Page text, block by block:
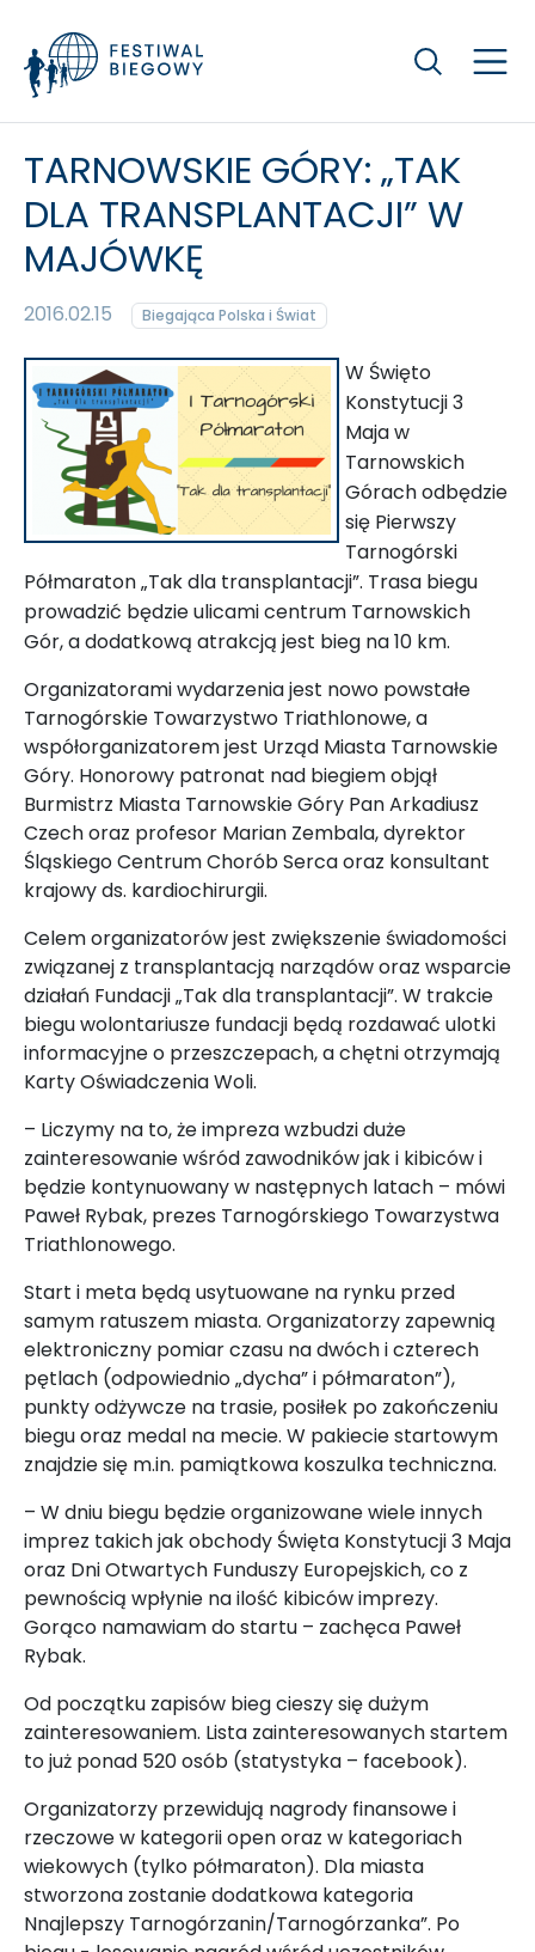
Szukaj
TARNOWSKIE GÓRY: „TAK
DLA TRANSPLANTACJI” W
MAJÓWKĘ
2016.02.15 Biegająca Polska i Świat
W Święto
Konstytucji 3
Maja w
Tarnowskich
Górach odbędzie
się Pierwszy
Tarnogórski
Półmaraton „Tak dla transplantacji”. Trasa biegu
prowadzić będzie ulicami centrum Tarnowskich
Gór, a dodatkową atrakcją jest bieg na 10 km.
Organizatorami wydarzenia jest nowo powstałe
Tarnogórskie Towarzystwo Triathlonowe, a
współorganizatorem jest Urząd Miasta Tarnowskie
Góry. Honorowy patronat nad biegiem objął
Burmistrz Miasta Tarnowskie Góry Pan Arkadiusz
Czech oraz profesor Marian Zembala, dyrektor
Śląskiego Centrum Chorób Serca oraz konsultant
krajowy ds. kardiochirurgii.
Celem organizatorów jest zwiększenie świadomości
związanej z transplantacją narządów oraz wsparcie
działań Fundacji „Tak dla transplantacji”. W trakcie
biegu wolontariusze fundacji będą rozdawać ulotki
informacyjne o przeszczepach, a chętni otrzymają
Karty Oświadczenia Woli.
– Liczymy na to, że impreza wzbudzi duże
zainteresowanie wśród zawodników jak i kibiców i
będzie kontynuowany w następnych latach – mówi
Paweł Rybak, prezes Tarnogórskiego Towarzystwa
Triathlonowego.
Start i meta będą usytuowane na rynku przed
samym ratuszem miasta. Organizatorzy zapewnią
elektroniczny pomiar czasu na dwóch i czterech
pętlach (odpowiednio „dycha” i półmaraton”),
punkty odżywcze na trasie, posiłek po zakończeniu
biegu oraz medal na mecie. W pakiecie startowym
znajdzie się m.in. pamiątkowa koszulka techniczna.
– W dniu biegu będzie organizowane wiele innych
imprez takich jak obchody Święta Konstytucji 3 Maja
oraz Dni Otwartych Funduszy Europejskich, co z
pewnością wpłynie na ilość kibiców imprezy.
Gorąco namawiam do startu – zachęca Paweł
Rybak.
Od początku zapisów bieg cieszy się dużym
zainteresowaniem. Lista zainteresowanych startem
to już ponad 520 osób (statystyka – facebook).
Organizatorzy przewidują nagrody finansowe i
rzeczowe w kategorii open oraz w kategoriach
wiekowych (tylko półmaraton). Dla miasta
stworzona zostanie dodatkowa kategoria
Nnajlepszy Tarnogórzanin/Tarnogórzanka”. Po